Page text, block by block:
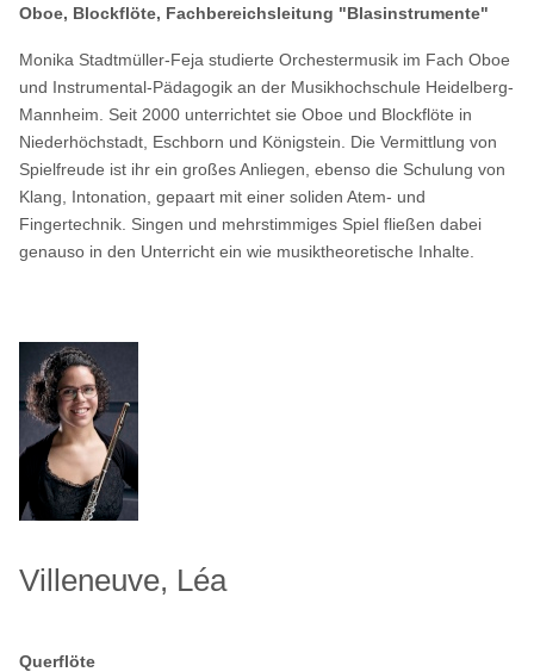
Oboe, Blockflöte, Fachbereichsleitung "Blasinstrumente"
Monika Stadtmüller-Feja studierte Orchestermusik im Fach Oboe
und Instrumental-Pädagogik an der Musikhochschule Heidelberg-
Mannheim. Seit 2000 unterrichtet sie Oboe und Blockflöte in
Niederhöchstadt, Eschborn und Königstein. Die Vermittlung von
Spielfreude ist ihr ein großes Anliegen, ebenso die Schulung von
Klang, Intonation, gepaart mit einer soliden Atem- und
Fingertechnik. Singen und mehrstimmiges Spiel fließen dabei
genauso in den Unterricht ein wie musiktheoretische Inhalte.
Villeneuve, Léa
Querflöte